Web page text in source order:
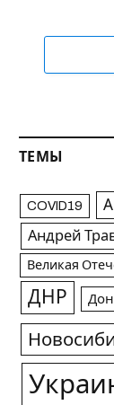
ТЕМЫ
COVID19
Андрей
Великая
ДНР